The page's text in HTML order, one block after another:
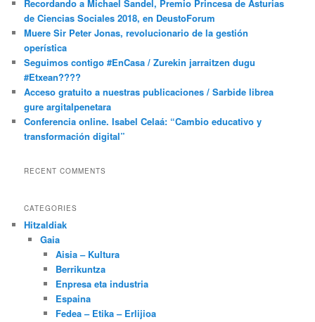
Recordando a Michael Sandel, Premio Princesa de Asturias
de Ciencias Sociales 2018, en DeustoForum
Muere Sir Peter Jonas, revolucionario de la gestión
operística
Seguimos contigo #EnCasa / Zurekin jarraitzen dugu
#Etxean????
Acceso gratuito a nuestras publicaciones / Sarbide librea
gure argitalpenetara
Conferencia online. Isabel Celaá: “Cambio educativo y
transformación digital”
RECENT COMMENTS
CATEGORIES
Hitzaldiak
Gaia
Aisia – Kultura
Berrikuntza
Enpresa eta industria
Espaina
Fedea – Etika – Erlijioa